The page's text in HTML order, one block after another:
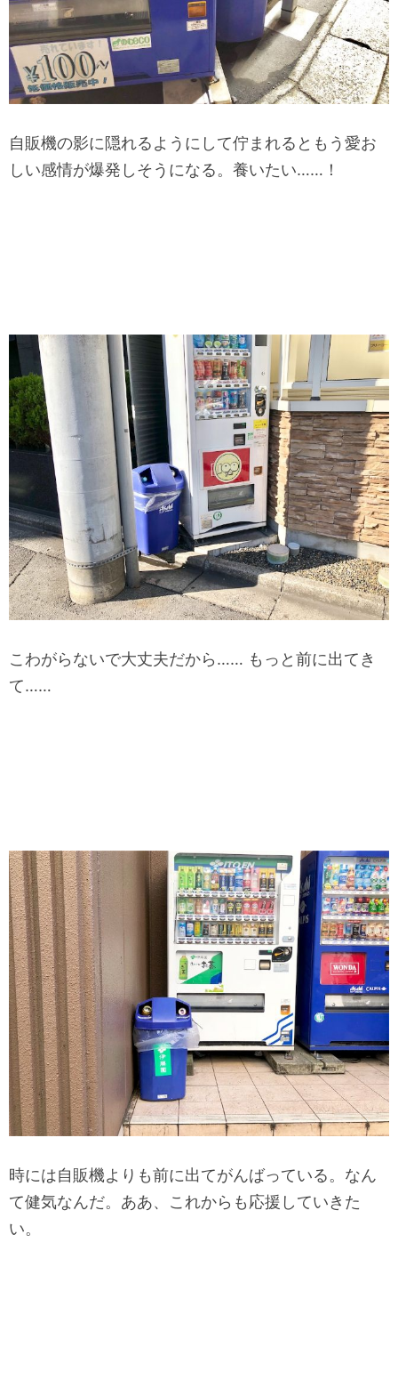
自販機の影に隠れるようにして佇まれるともう愛お
しい感情が爆発しそうになる。養いたい……！
こわがらないで大丈夫だから…… もっと前に出てき
て……
時には自販機よりも前に出てがんばっている。なん
て健気なんだ。ああ、これからも応援していきた
い。